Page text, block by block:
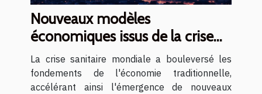
Nouveaux modèles
économiques issus de la crise
sanitaire analyse et
perspectives
La crise sanitaire mondiale a bouleversé les
fondements de l'économie traditionnelle,
accélérant ainsi l'émergence de nouveaux